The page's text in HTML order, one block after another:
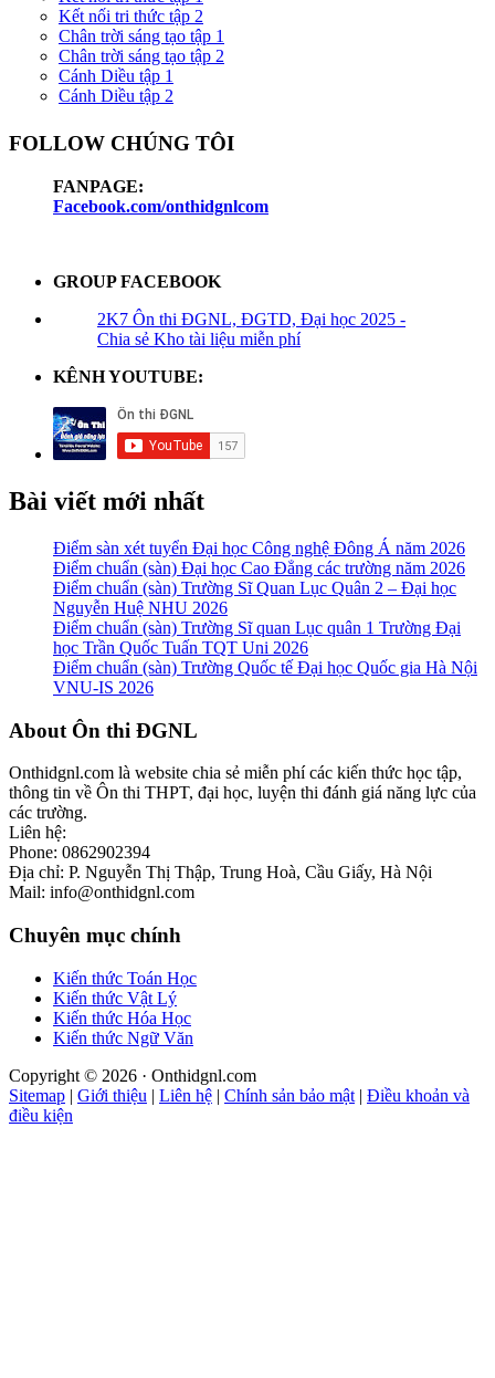
Kết nối tri thức tập 2
Chân trời sáng tạo tập 1
Chân trời sáng tạo tập 2
Cánh Diều tập 1
Cánh Diều tập 2
FOLLOW CHÚNG TÔI
FANPAGE:
Facebook.com/onthidgnlcom
GROUP FACEBOOK
2K7 Ôn thi ĐGNL, ĐGTD, Đại học 2025 -
Chia sẻ Kho tài liệu miễn phí
KÊNH YOUTUBE:
Bài viết mới nhất
Điểm sàn xét tuyển Đại học Công nghệ Đông Á năm 2026
Điểm chuẩn (sàn) Đại học Cao Đẳng các trường năm 2026
Điểm chuẩn (sàn) Trường Sĩ Quan Lục Quân 2 – Đại học
Nguyễn Huệ NHU 2026
Điểm chuẩn (sàn) Trường Sĩ quan Lục quân 1 Trường Đại
học Trần Quốc Tuấn TQT Uni 2026
Điểm chuẩn (sàn) Trường Quốc tế Đại học Quốc gia Hà Nội
VNU-IS 2026
Footer
About Ôn thi ĐGNL
Onthidgnl.com là website chia sẻ miễn phí các kiến thức học tập,
thông tin về Ôn thi THPT, đại học, luyện thi đánh giá năng lực của
các trường.
Liên hệ:
Phone: 0862902394
Địa chỉ: P. Nguyễn Thị Thập, Trung Hoà, Cầu Giấy, Hà Nội
Mail: info@onthidgnl.com
Chuyên mục chính
Kiến thức Toán Học
Kiến thức Vật Lý
Kiến thức Hóa Học
Kiến thức Ngữ Văn
Copyright © 2026 · Onthidgnl.com
Sitemap | Giới thiệu | Liên hệ | Chính sản bảo mật | Điều khoản và
điều kiện